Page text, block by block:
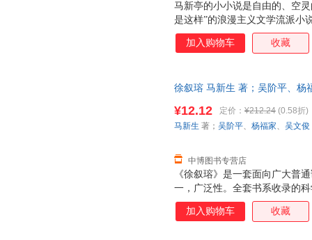
马新亭的小小说是自由的、空
是这样”的浪漫主义文学流派小
派小说；更有“生活怎么会这样
界》明显的是探索普通人的生
加入购物车 收藏
徐叙瑢 马新生 著；吴阶平、杨
《徐叙瑢》是一套面向广大普
一，广泛性。全套书系收录的
科学、工程科学等众学科领域
类丛书中较为完备的一套。第
¥12.12 定价： ¥212.24 (0.58折)
中博图书专营店
马新生 著； 吴阶平、 杨福家、 吴文俊
加入购物车 收藏